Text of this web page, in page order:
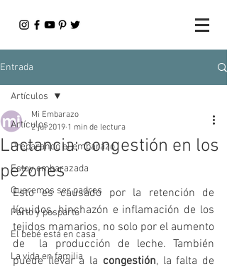
Entrada
Artículos
Preparando el embarazo
Estoy embarazada
Queremos ser padres
Parto y posparto
El bebé está en casa
La vida en familia
Artículos
Lactancia: congestión en los
pezones
Mi Embarazo
2 jul 2019 1 min de lectura
Esto es causado por la retención de
líquidos, hinchazón e inflamación de los
tejidos mamarios, no solo por el aumento
de  la producción de leche. También
puede llevar a la congestión, la falta de